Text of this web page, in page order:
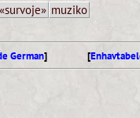
«survoje» muziko
German] [